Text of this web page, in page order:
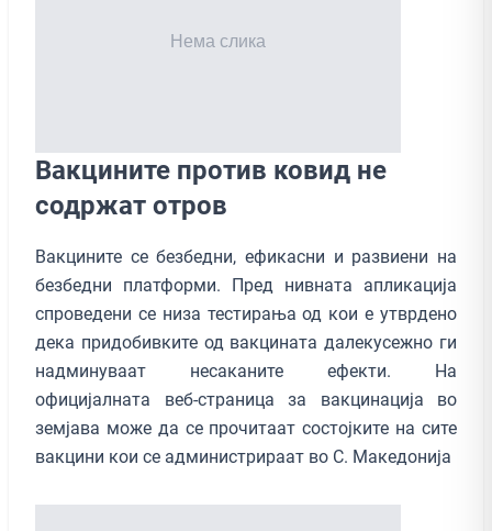
Вакцините против ковид не
содржат отров
Вакцините се безбедни, ефикасни и развиени на
безбедни платформи. Пред нивната апликација
спроведени се низа тестирања од кои е утврдено
дека придобивките од вакцината далекусежно ги
надминуваат несаканите ефекти. На
официјалната веб-страница за вакцинација во
земјава може да се прочитаат состојките на сите
вакцини кои се администрираат во С. Македонија